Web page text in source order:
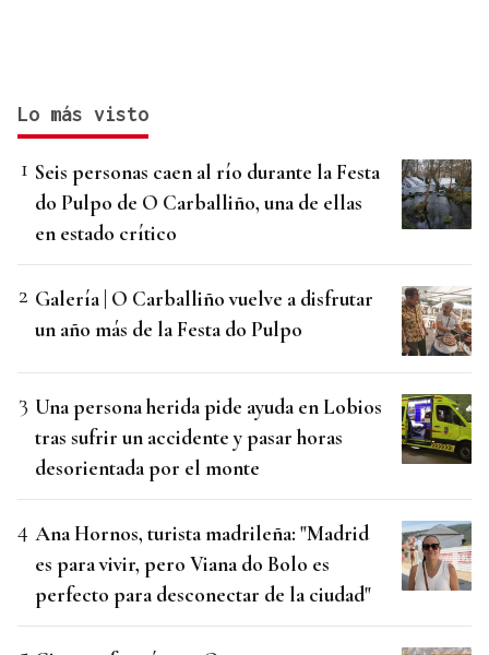
Lo más visto
Seis personas caen al río durante la Festa
do Pulpo de O Carballiño, una de ellas
en estado crítico
Galería | O Carballiño vuelve a disfrutar
un año más de la Festa do Pulpo
Una persona herida pide ayuda en Lobios
tras sufrir un accidente y pasar horas
desorientada por el monte
Ana Hornos, turista madrileña: "Madrid
es para vivir, pero Viana do Bolo es
perfecto para desconectar de la ciudad"